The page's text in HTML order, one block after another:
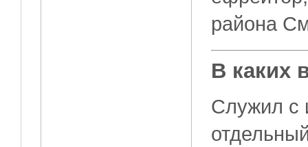
района
В каких
Служил с